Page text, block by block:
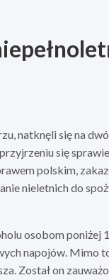
natknęli się na
się
polskim,
nieletnich do
osobom poniżej
napojów. Mimo
Został on